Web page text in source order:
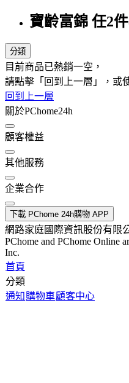
寶齡富錦 任2
分類
目前商品已熱銷一空，
請點擊「回到上一層」，或
回到上一層
關於PChome24h
顧客權益
其他服務
企業合作
下載 PChome 24h購物 APP
網路家庭國際資訊股份有限
PChome and PChome Online
Inc.
首頁
分類
通知 購物車顧客中心